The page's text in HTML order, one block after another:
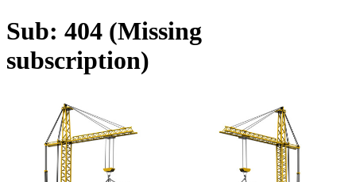
Sub: 404 (Missing
subscription)